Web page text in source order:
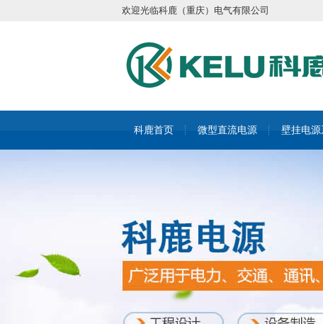
欢迎光临科鹿（重庆）电气有限公司
科鹿首页 微型直流电源 壁挂电源